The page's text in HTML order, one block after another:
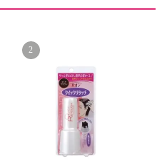
めブラウザーに自分の
イトを保存する。
2